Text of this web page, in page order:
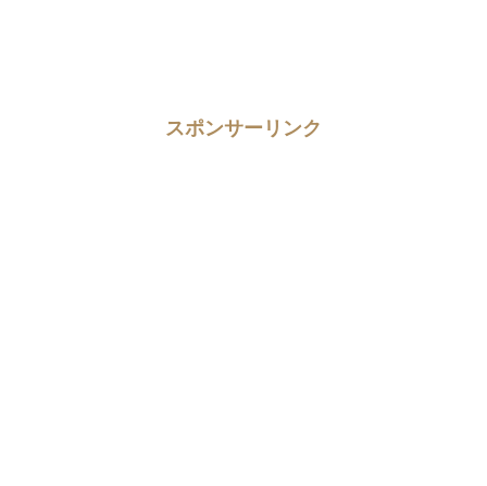
スポンサーリンク